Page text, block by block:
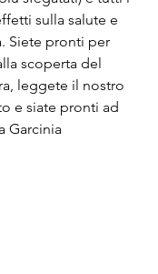
sulla salute e
Siete pronti per
scoperta del
leggete il nostro
e siate pronti ad
Garcinia